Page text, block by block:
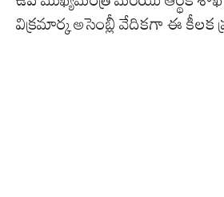
విక్రమార్క అసెంబ్లీ వేదికగా ఈ కీలక